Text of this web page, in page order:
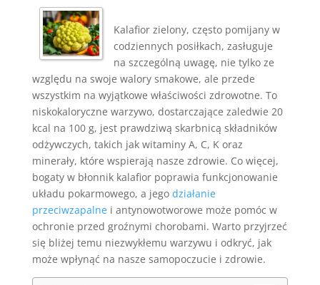
Kalafior zielony, często pomijany w
codziennych posiłkach, zasługuje
na szczególną uwagę, nie tylko ze
względu na swoje walory smakowe, ale przede
wszystkim na wyjątkowe właściwości zdrowotne. To
niskokaloryczne warzywo, dostarczające zaledwie 20
kcal na 100 g, jest prawdziwą skarbnicą składników
odżywczych, takich jak witaminy A, C, K oraz
minerały, które wspierają nasze zdrowie. Co więcej,
bogaty w błonnik kalafior poprawia funkcjonowanie
układu pokarmowego, a jego działanie
przeciwzapalnei antynowotworowe może pomóc w
ochronie przed groźnymi chorobami. Warto przyjrzeć
się bliżej temu niezwykłemu warzywu i odkryć, jak
może wpłynąć na nasze samopoczucie i zdrowie.